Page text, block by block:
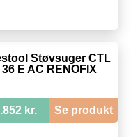
Støvsuger CTL
36 E AC RENOFIX
kr. Se produkt